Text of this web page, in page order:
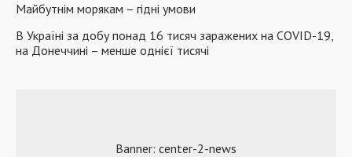
Майбутнім морякам – гідні умови
В Україні за добу понад 16 тисяч заражених на COVID-19,
на Донеччині – менше однієї тисячі